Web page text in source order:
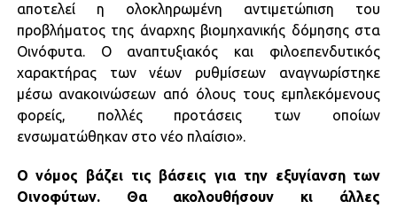
αποτελεί η ολοκληρωμένη αντιμετώπιση του
προβλήματος της άναρχης βιομηχανικής δόμησης στα
Οινόφυτα. Ο αναπτυξιακός και φιλοεπενδυτικός
χαρακτήρας των νέων ρυθμίσεων αναγνωρίστηκε
μέσω ανακοινώσεων από όλους τους εμπλεκόμενους
φορείς, πολλές προτάσεις των οποίων
ενσωματώθηκαν στο νέο πλαίσιο».
Ο νόμος βάζει τις βάσεις για την εξυγίανση των
Οινοφύτων. Θα ακολουθήσουν κι άλλες